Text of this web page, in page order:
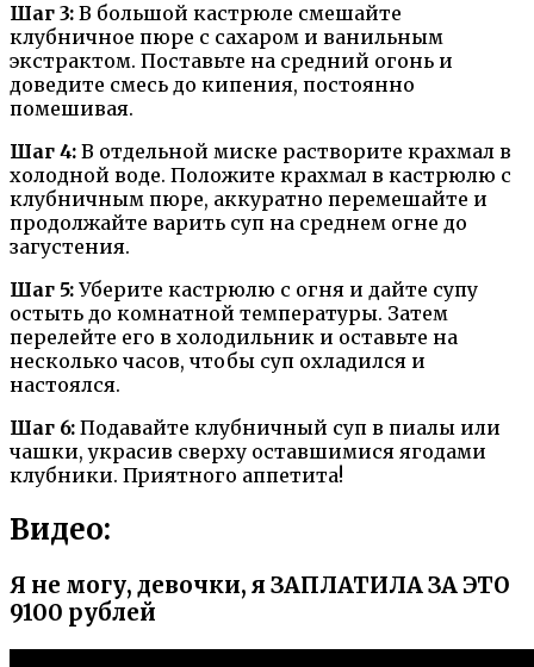
Шаг 3: В большой кастрюле смешайте
клубничное пюре с сахаром и ванильным
экстрактом. Поставьте на средний огонь и
доведите смесь до кипения, постоянно
помешивая.
Шаг 4: В отдельной миске растворите крахмал в
холодной воде. Положите крахмал в кастрюлю с
клубничным пюре, аккуратно перемешайте и
продолжайте варить суп на среднем огне до
загустения.
Шаг 5: Уберите кастрюлю с огня и дайте супу
остыть до комнатной температуры. Затем
перелейте его в холодильник и оставьте на
несколько часов, чтобы суп охладился и
настоялся.
Шаг 6: Подавайте клубничный суп в пиалы или
чашки, украсив сверху оставшимися ягодами
клубники. Приятного аппетита!
Видео:
Я не могу, девочки, я ЗАПЛАТИЛА ЗА ЭТО
9100 рублей